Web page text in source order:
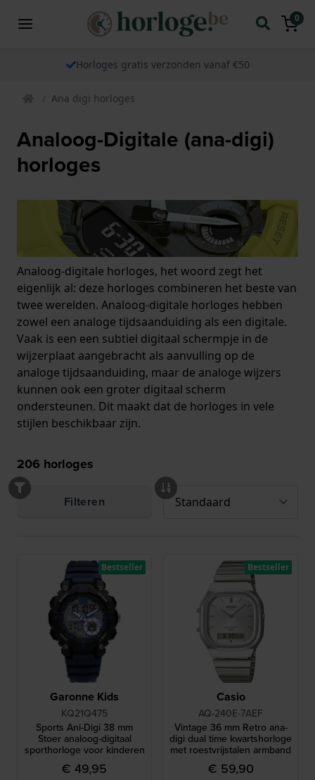
0
Horloges gratis verzonden vanaf €50
Ana digi horloges
Analoog-Digitale (ana-digi)
horloges
Analoog-digitale horloges, het woord zegt het
eigenlijk al: deze horloges combineren het beste van
twee werelden. Analoog-digitale horloges hebben
zowel een analoge tijdsaanduiding als een digitale.
Vaak is een een subtiel digitaal schermpje in de
wijzerplaat aangebracht als aanvulling op de
analoge tijdsaanduiding, maar de analoge wijzers
kunnen ook een groter digitaal scherm
ondersteunen. Dit maakt dat de horloges in vele
stijlen beschikbaar zijn.
206 horloges
Filteren
Garonne Kids
KQ21Q475
Sports Ani-Digi 38 mm
Stoer analoog-digitaal
sporthorloge voor kinderen
€ 49,95
Bestseller
Casio
AQ-240E-7AEF
Vintage 36 mm Retro ana-
digi dual time kwartshorloge
met roestvrijstalen armband
€ 59,90
Bestseller